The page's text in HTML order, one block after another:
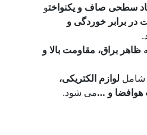
صاف و یکنواخت و
خوردگی و
مقاومت بالا و
الکتریکی،
…می شود.